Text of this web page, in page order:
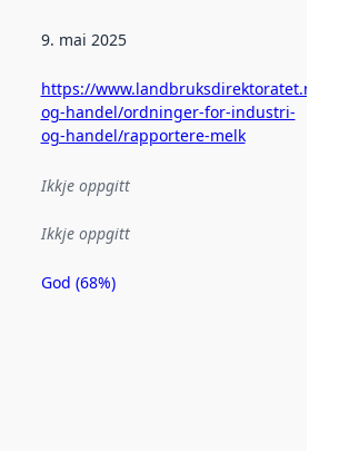
9. mai 2025
https://www.landbruksdirektoratet.no/
og-handel/ordninger-for-industri-
og-handel/rapportere-melk
Ikkje oppgitt
Ikkje oppgitt
Metadatakvalitet
God (68%)